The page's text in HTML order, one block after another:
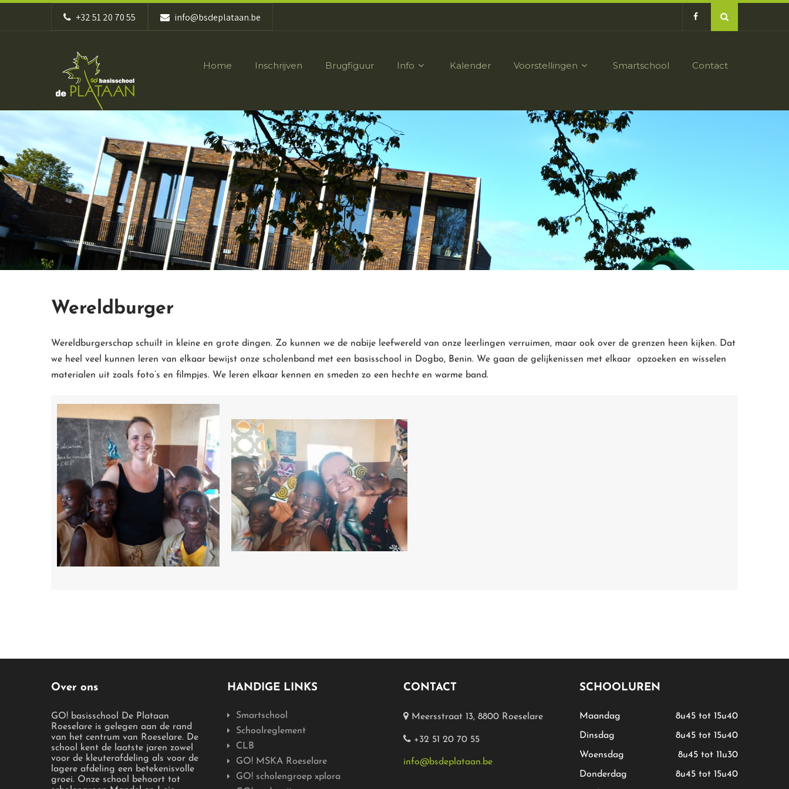
+32 51 20 70 55 info@bsdeplataan.be
Home Inschrijven Brugfiguur Info Kalender Voorstellingen Smartschool Contact
Wereldburger
Wereldburgerschap schuilt in kleine en grote dingen. Zo kunnen we de nabije leefwereld van onze leerlingen verruimen, maar ook over de grenzen heen kijken. Dat
we heel veel kunnen leren van elkaar bewijst onze scholenband met een basisschool in Dogbo, Benin. We gaan de gelijkenissen met elkaar opzoeken en wisselen
materialen uit zoals foto’s en filmpjes. We leren elkaar kennen en smeden zo een hechte en warme band.
Over ons
GO! basisschool De Plataan
Roeselare is gelegen aan de rand
van het centrum van Roeselare. De
school kent de laatste jaren zowel
voor de kleuterafdeling als voor de
lagere afdeling een betekenisvolle
groei. Onze school behoort tot
HANDIGE LINKS
Smartschool
Schoolreglement
CLB
GO! MSKA Roeselare
GO! scholengroep xplora
CONTACT
Meersstraat 13, 8800 Roeselare
+32 51 20 70 55
info@bsdeplataan.be
SCHOOLUREN
Maandag 8u45 tot 15u40
Dinsdag 8u45 tot 15u40
Woensdag 8u45 tot 11u30
Donderdag 8u45 tot 15u40